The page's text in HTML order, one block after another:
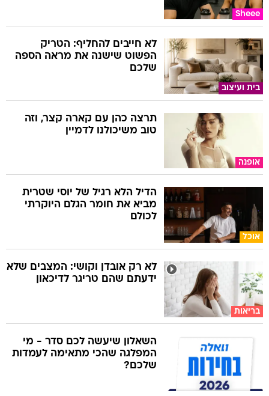
Sheee
בית ועיצוב
לא חייבים להחליף: הטריק
הפשוט שישנה את מראה הספה
שלכם
אופנה
תרצה כהן עם קארה קצר, וזה
טוב משיכולנו לדמיין
אוכל
הדיל הלא רגיל של יוסי שטרית
מביא את חומר הגלם היוקרתי
לכולם
בריאות
לא רק אובדן וקושי: המצבים שלא
ידעתם שהם טריגר לדיכאון
השאלון שיעשה לכם סדר - מי
המפלגה שהכי מתאימה לעמדות
שלכם?